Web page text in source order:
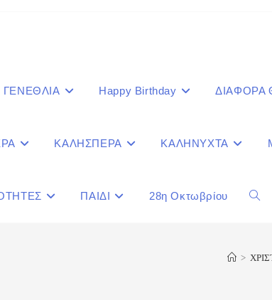
ΓΕΝΕΘΛΙΑ Happy Birthday ΔΙΑΦΟΡΑ
ΚΑΛΗΣΠΕΡΑ ΚΑΛΗΝΥΧΤΑ
ΠΑΙΔΙ 28η Οκτωβρίου
>